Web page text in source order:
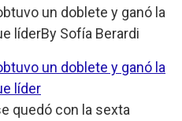
un doblete y ganó la
líderBy Sofía Berardi
un doblete y ganó la
líder
quedó con la sexta